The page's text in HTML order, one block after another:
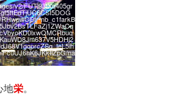
v2/FUTi93tXq405gr
nb_c1farkB
na
地栄。